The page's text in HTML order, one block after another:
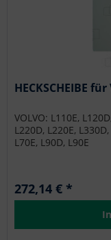
HECKSCHEIBE
VOLVO: L110E,
L220D, L220E,
L70E, L90D, L90E
272,14 € *